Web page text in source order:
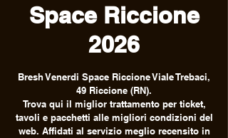
Space Riccione
2026
Bresh Venerdi Space Riccione Viale Trebaci,
49 Riccione (RN).
Trova qui il miglior trattamento per ticket,
tavoli e pacchetti alle migliori condizioni del
web. Affidati al servizio meglio recensito in